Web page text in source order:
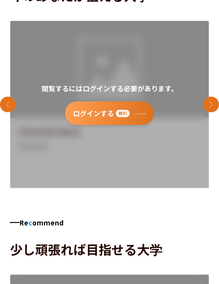
閲覧するにはログインする必要があります。
ログインする 無料
前のスライド 次
Recommend
少し頑張れば目指せる大学